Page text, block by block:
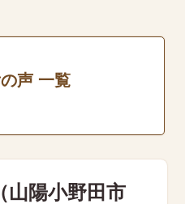
声 一覧
山陽小野田市